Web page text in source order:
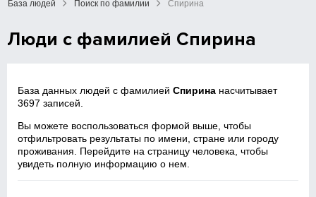
База людей Поиск по фамилии Спирина
Люди с фамилией Спирина
База данных людей с фамилиейСпирина насчитывает
3697 записей.
Вы можете воспользоваться формой выше, чтобы
отфильтровать результаты по имени, стране или городу
проживания. Перейдите на страницу человека, чтобы
увидеть полную информацию о нем.